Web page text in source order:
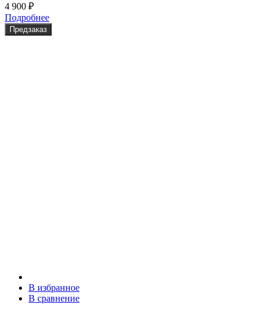
4 900 ₽
Подробнее
Предзаказ
В избранное
В сравнение